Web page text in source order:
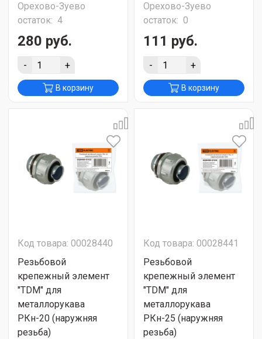
Орехово-Зуево
остаток: 4
280 руб.
- +
В корзину
Орехово-Зуево
остаток: 0
111 руб.
- +
В корзину
Код товара: 00028440
Резьбовой
крепежный элемент
"TDM" для
металлорукава
РКн-20 (наружняя
резьба)
Код товара: 00028441
Резьбовой
крепежный элемент
"TDM" для
металлорукава
РКн-25 (наружняя
резьба)